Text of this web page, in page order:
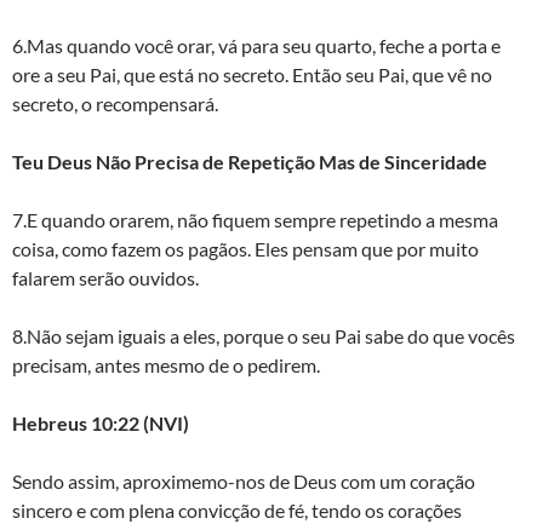
6.Mas quando você orar, vá para seu quarto, feche a porta e
ore a seu Pai, que está no secreto. Então seu Pai, que vê no
secreto, o recompensará.
Teu Deus Não Precisa de Repetição Mas de Sinceridade
7.E quando orarem, não fiquem sempre repetindo a mesma
coisa, como fazem os pagãos. Eles pensam que por muito
falarem serão ouvidos.
8.Não sejam iguais a eles, porque o seu Pai sabe do que vocês
precisam, antes mesmo de o pedirem.
Hebreus 10:22 (NVI)
Sendo assim, aproximemo-nos de Deus com um coração
sincero e com plena convicção de fé, tendo os corações